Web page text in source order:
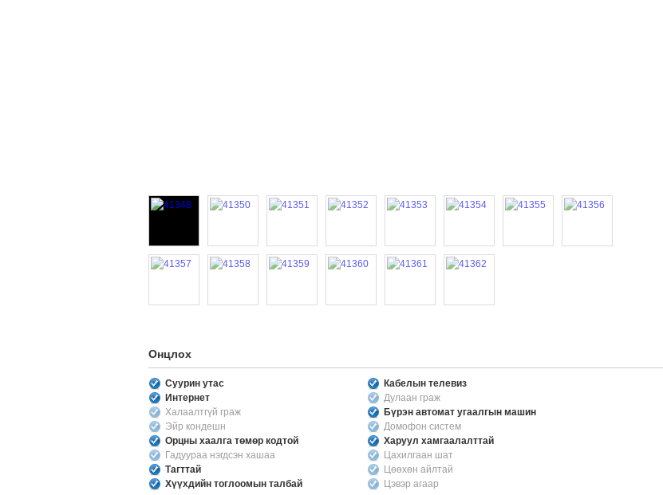
Онцлох
Суурин утас
Кабелын телевиз
Интернет
Дулаан граж
Халаалтгүй граж
Бүрэн автомат угаалгын машин
Эйр кондешн
Домофон систем
Орцны хаалга төмөр кодтой
Харуул хамгаалалттай
Гадуураа нэгдсэн хашаа
Цахилгаан шат
Тагттай
Цөөхөн айлтай
Хүүхдийн тоглоомын талбай
Цэвэр агаар